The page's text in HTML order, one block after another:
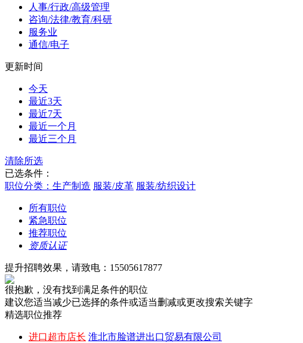
人事/行政/高级管理
咨询/法律/教育/科研
服务业
通信/电子
更新时间
今天
最近3天
最近7天
最近一个月
最近三个月
清除所选
已选条件：
职位分类：生产制造 服装/皮革 服装/纺织设计
所有职位
紧急职位
推荐职位
资质认证
提升招聘效果，请致电：15505617877
很抱歉，没有找到满足条件的职位
建议您适当减少已选择的条件或适当删减或更改搜索关键字
精选职位推荐
进口超市店长 淮北市脸谱进出口贸易有限公司